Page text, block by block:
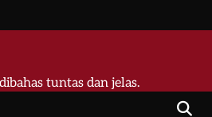
tuntas dan jelas.